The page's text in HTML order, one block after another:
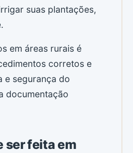
suas plantações,
em áreas rurais é
corretos e
e segurança do
documentação
ser feita em